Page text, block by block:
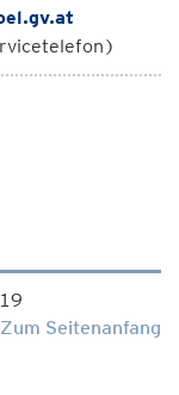
Zum Seitenanfang